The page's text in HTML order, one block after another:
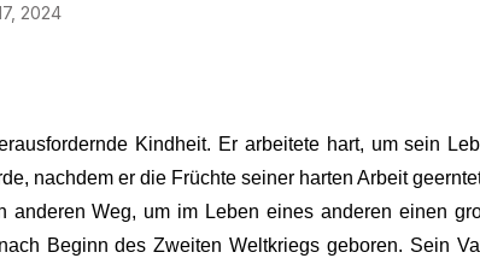
2024
Kindheit. Er arbeitete hart, um sein
nachdem er die Früchte seiner harten Arbeit
anderen Weg, um im Leben eines anderen einen
Beginn des Zweiten Weltkriegs geboren. Sein